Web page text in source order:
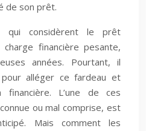
de son prêt.
qui considèrent le prêt
financière pesante,
années. Pourtant, il
alléger ce fardeau et
financière. L’une de ces
ou mal comprise, est
Mais comment les